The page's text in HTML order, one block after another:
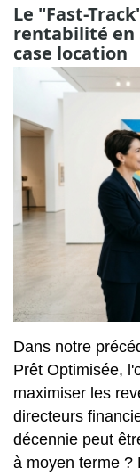
Le "Fast-
rentabilité en
case location
Dans notre
Prêt Optimisée,
maximiser les
directeurs
décennie peut
à moyen terme ?